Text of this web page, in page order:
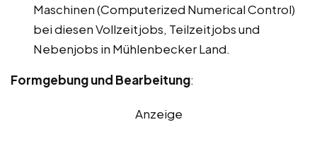
Maschinen (Computerized Numerical Control)
bei diesen Vollzeitjobs, Teilzeitjobs und
Nebenjobs in Mühlenbecker Land.
Formgebung und Bearbeitung:
Anzeige